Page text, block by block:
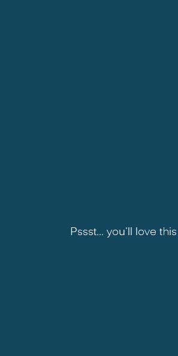
Pssst... you'll love